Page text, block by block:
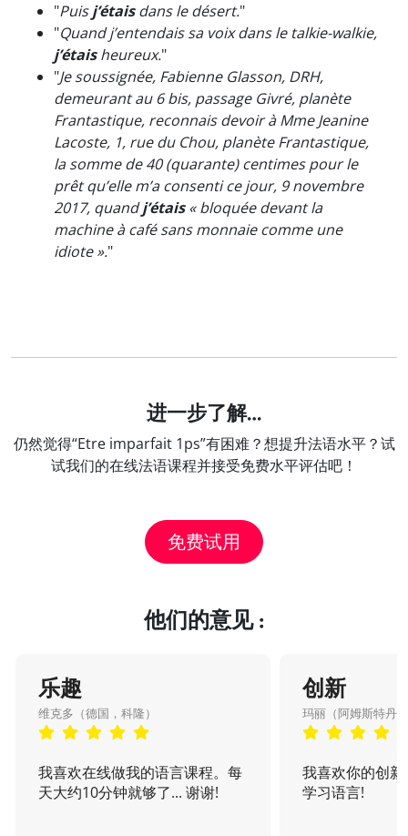
"Puisj’étaisdans le désert."
"Quand j’entendais sa voix dans le talkie-walkie,
j’étaisheureux."
"Je soussignée, Fabienne Glasson, DRH,
demeurant au 6 bis, passage Givré, planète
Frantastique, reconnais devoir à Mme Jeanine
Lacoste, 1, rue du Chou, planète Frantastique,
la somme de 40 (quarante) centimes pour le
prêt qu’elle m’a consenti ce jour, 9 novembre
2017, quandj’étais« bloquée devant la
machine à café sans monnaie comme une
idiote »."
进一步了解…
仍然觉得“Etre imparfait 1ps”有困难？想提升法语水平？试
试我们的在线法语课程并接受免费水平评估吧！
免费试用
他们的意见 :
乐趣
维克多（德国，科隆）
我喜欢在线做我的语言课程。每
天大约10分钟就够了... 谢谢!
创新
玛丽（阿姆斯特丹
我喜欢你的创
学习语言!